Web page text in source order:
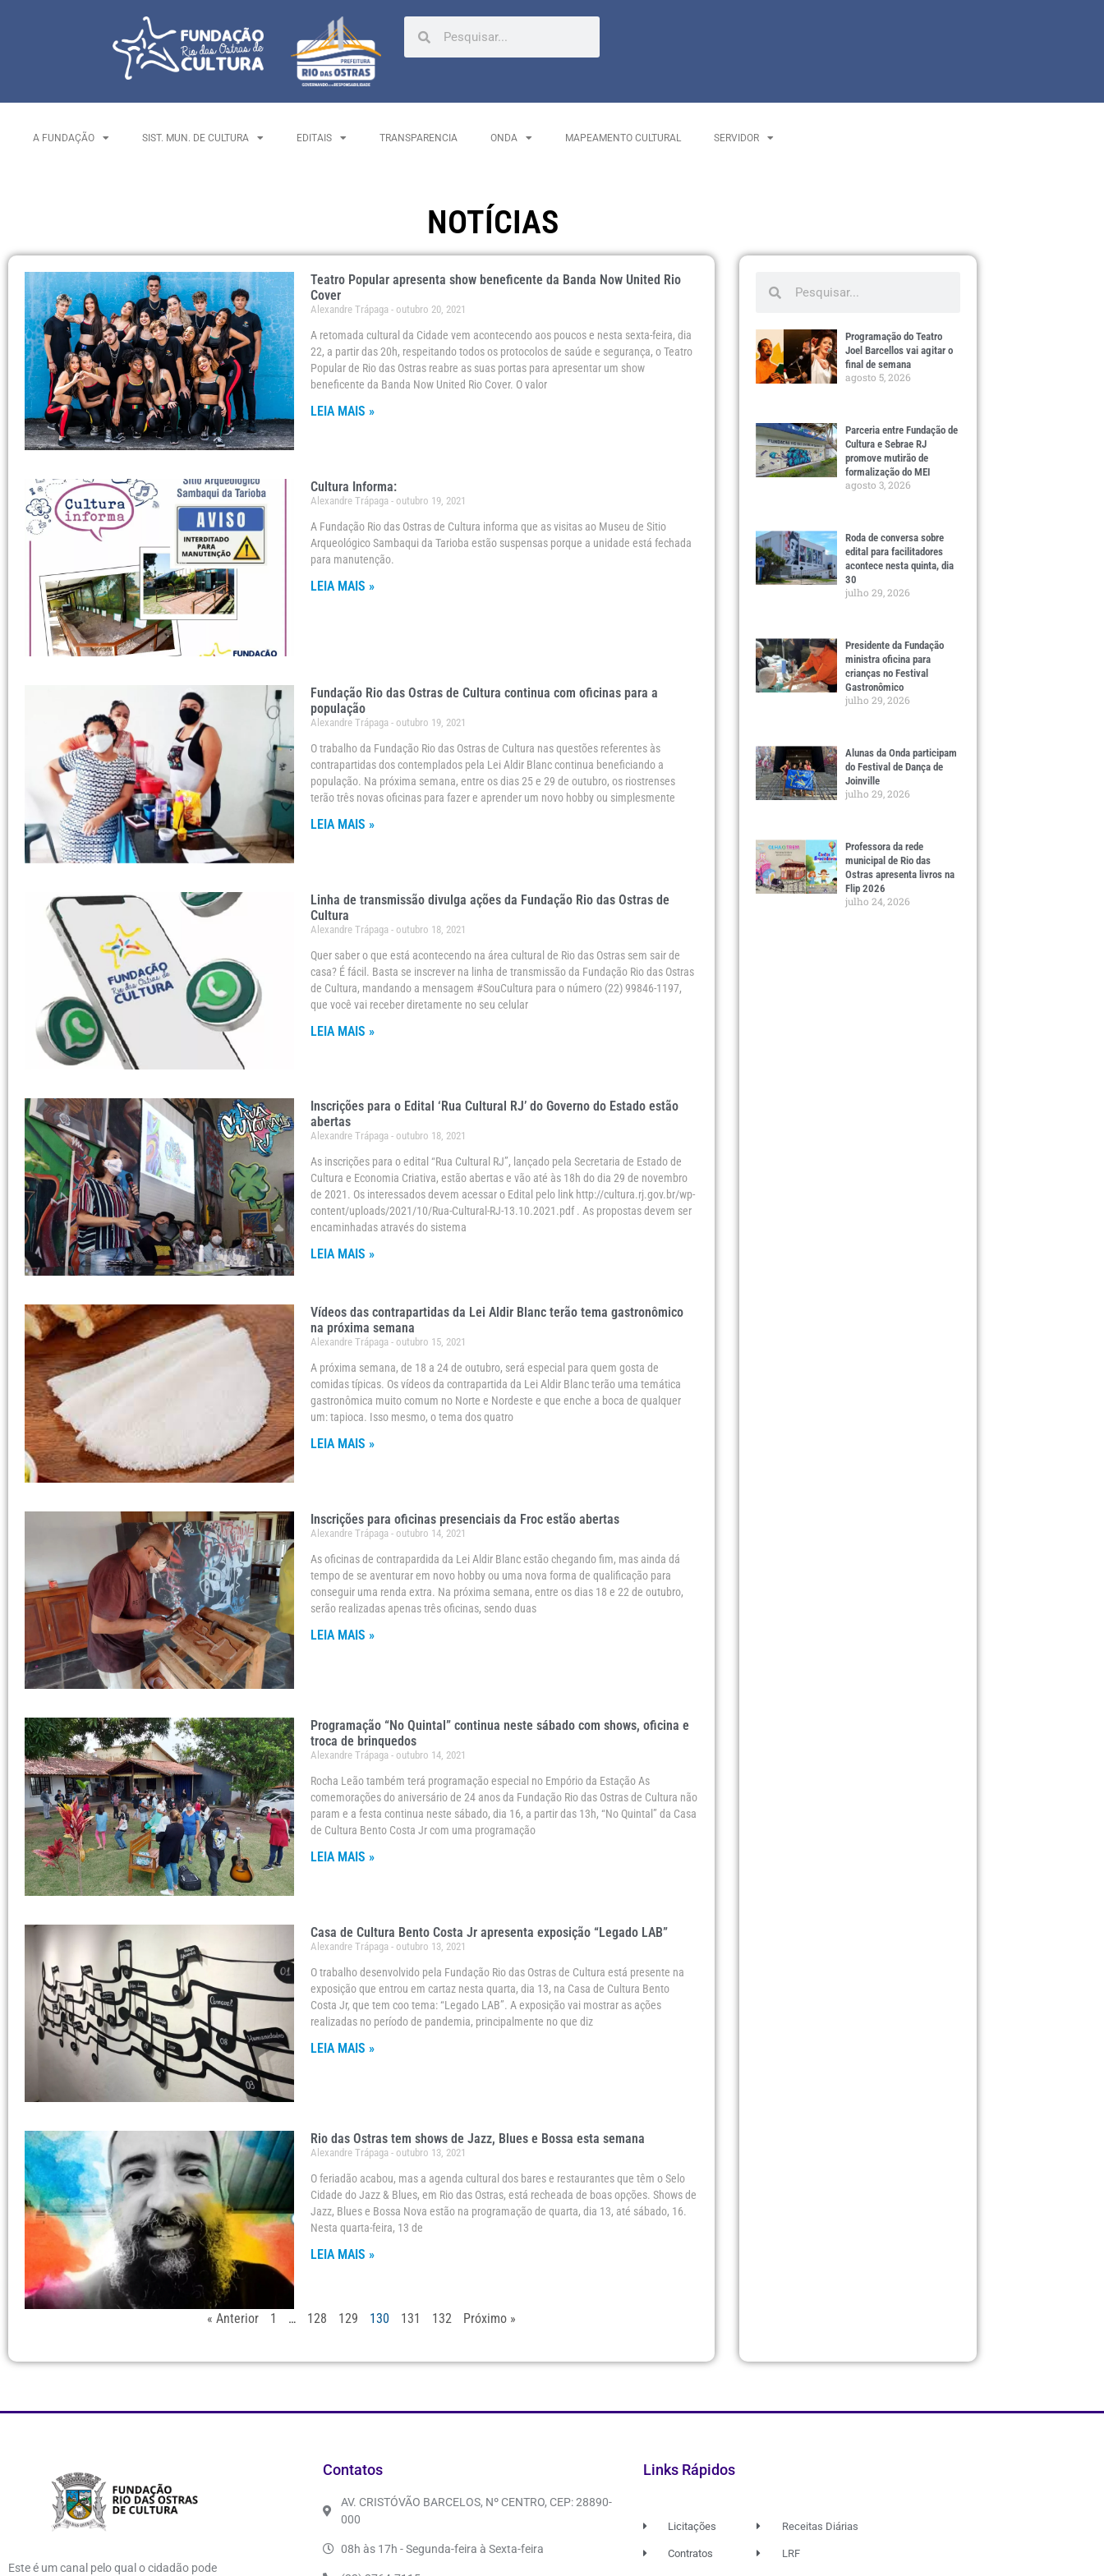
A FUNDAÇÃO SIST. MUN. DE CULTURA EDITAIS TRANSPARENCIA ONDA MAPEAMENTO CULTURAL SERVIDOR
NOTÍCIAS
Teatro Popular apresenta show beneficente da Banda Now United Rio
Cover
Alexandre Trápaga outubro 20, 2021
A retomada cultural da Cidade vem acontecendo aos poucos e nesta sexta-feira, dia
22, a partir das 20h, respeitando todos os protocolos de saúde e segurança, o Teatro
Popular de Rio das Ostras reabre as suas portas para apresentar um show
beneficente da Banda Now United Rio Cover. O valor
LEIA MAIS »
Cultura Informa:
Alexandre Trápaga outubro 19, 2021
A Fundação Rio das Ostras de Cultura informa que as visitas ao Museu de Sitio
Arqueológico Sambaqui da Tarioba estão suspensas porque a unidade está fechada
para manutenção.
LEIA MAIS »
Fundação Rio das Ostras de Cultura continua com oficinas para a
população
Alexandre Trápaga outubro 19, 2021
O trabalho da Fundação Rio das Ostras de Cultura nas questões referentes às
contrapartidas dos contemplados pela Lei Aldir Blanc continua beneficiando a
população. Na próxima semana, entre os dias 25 e 29 de outubro, os riostrenses
terão três novas oficinas para fazer e aprender um novo hobby ou simplesmente
LEIA MAIS »
Linha de transmissão divulga ações da Fundação Rio das Ostras de
Cultura
Alexandre Trápaga outubro 18, 2021
Quer saber o que está acontecendo na área cultural de Rio das Ostras sem sair de
casa? É fácil. Basta se inscrever na linha de transmissão da Fundação Rio das Ostras
de Cultura, mandando a mensagem #SouCultura para o número (22) 99846-1197,
que você vai receber diretamente no seu celular
LEIA MAIS »
Inscrições para o Edital ‘Rua Cultural RJ’ do Governo do Estado estão
abertas
Alexandre Trápaga outubro 18, 2021
As inscrições para o edital “Rua Cultural RJ”, lançado pela Secretaria de Estado de
Cultura e Economia Criativa, estão abertas e vão até às 18h do dia 29 de novembro
de 2021. Os interessados devem acessar o Edital pelo link http://cultura.rj.gov.br/wp-
content/uploads/2021/10/Rua-Cultural-RJ-13.10.2021.pdf . As propostas devem ser
encaminhadas através do sistema
LEIA MAIS »
Vídeos das contrapartidas da Lei Aldir Blanc terão tema gastronômico
na próxima semana
Alexandre Trápaga outubro 15, 2021
A próxima semana, de 18 a 24 de outubro, será especial para quem gosta de
comidas típicas. Os vídeos da contrapartida da Lei Aldir Blanc terão uma temática
gastronômica muito comum no Norte e Nordeste e que enche a boca de qualquer
um: tapioca. Isso mesmo, o tema dos quatro
LEIA MAIS »
Inscrições para oficinas presenciais da Froc estão abertas
Alexandre Trápaga outubro 14, 2021
As oficinas de contrapardida da Lei Aldir Blanc estão chegando fim, mas ainda dá
tempo de se aventurar em novo hobby ou uma nova forma de qualificação para
conseguir uma renda extra. Na próxima semana, entre os dias 18 e 22 de outubro,
serão realizadas apenas três oficinas, sendo duas
LEIA MAIS »
Programação “No Quintal” continua neste sábado com shows, oficina e
troca de brinquedos
Alexandre Trápaga outubro 14, 2021
Rocha Leão também terá programação especial no Empório da Estação As
comemorações do aniversário de 24 anos da Fundação Rio das Ostras de Cultura não
param e a festa continua neste sábado, dia 16, a partir das 13h, “No Quintal” da Casa
de Cultura Bento Costa Jr com uma programação
LEIA MAIS »
Casa de Cultura Bento Costa Jr apresenta exposição “Legado LAB”
Alexandre Trápaga outubro 13, 2021
O trabalho desenvolvido pela Fundação Rio das Ostras de Cultura está presente na
exposição que entrou em cartaz nesta quarta, dia 13, na Casa de Cultura Bento
Costa Jr, que tem coo tema: “Legado LAB”. A exposição vai mostrar as ações
realizadas no período de pandemia, principalmente no que diz
LEIA MAIS »
Rio das Ostras tem shows de Jazz, Blues e Bossa esta semana
Alexandre Trápaga outubro 13, 2021
O feriadão acabou, mas a agenda cultural dos bares e restaurantes que têm o Selo
Cidade do Jazz & Blues, em Rio das Ostras, está recheada de boas opções. Shows de
Jazz, Blues e Bossa Nova estão na programação de quarta, dia 13, até sábado, 16.
Nesta quarta-feira, 13 de
LEIA MAIS »
« Anterior 1 … 128 129 130 131 132 Próximo »
Programação do Teatro
Joel Barcellos vai agitar o
final de semana
agosto 5, 2026
Parceria entre Fundação de
Cultura e Sebrae RJ
promove mutirão de
formalização do MEI
agosto 3, 2026
Roda de conversa sobre
edital para facilitadores
acontece nesta quinta, dia
30
julho 29, 2026
Presidente da Fundação
ministra oficina para
crianças no Festival
Gastronômico
julho 29, 2026
Alunas da Onda participam
do Festival de Dança de
Joinville
julho 29, 2026
Professora da rede
municipal de Rio das
Ostras apresenta livros na
Flip 2026
julho 24, 2026
Este é um canal pelo qual o cidadão pode
Contatos
AV. CRISTÓVÃO BARCELOS, Nº CENTRO, CEP: 28890-
000
08h às 17h - Segunda-feira à Sexta-feira
Links Rápidos
Licitações
Contratos
Receitas Diárias
LRF